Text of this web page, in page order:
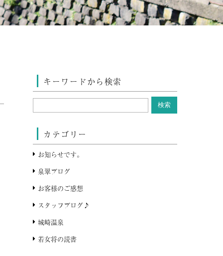
キーワードから検索
カテゴリー
お知らせです。
泉翠ブログ
お客様のご感想
スタッフブログ♪
城崎温泉
若女将の読書